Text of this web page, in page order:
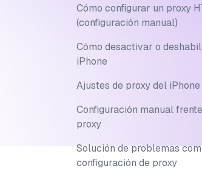
Cómo configurar un proxy
(configuración manual)
Cómo desactivar o
iPhone
Ajustes de proxy del
Configuración manual
proxy
Solución de problemas
configuración de proxy